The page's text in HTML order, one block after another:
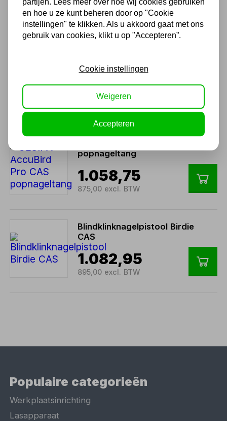
Ook handig
HANDTANG NTX-F 1434042
105,88
87,50 excl. BTW
popnageltang
1.058,75
875,00 excl. BTW
Blindklinknagelpistool Birdie
CAS
1.082,95
895,00 excl. BTW
Populaire categorieën
Werkplaatsinrichting
Lasapparaat
partijen. Lees meer over hoe wij cookies gebruiken
en hoe u ze kunt beheren door op "Cookie
instellingen" te klikken. Als u akkoord gaat met ons
gebruik van cookies, klikt u op "Accepteren”.
Cookie instellingen
Weigeren
Accepteren